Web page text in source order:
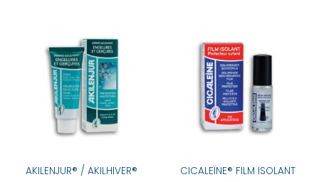
AKILENJUR® / AKILHIVER® CICALEÏNE® FILM ISOLANT